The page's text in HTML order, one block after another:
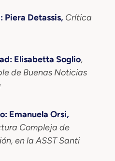
Detassis, Crítica
Elisabetta Soglio,
de Buenas Noticias
Emanuela Orsi,
Compleja de
en la ASST Santi